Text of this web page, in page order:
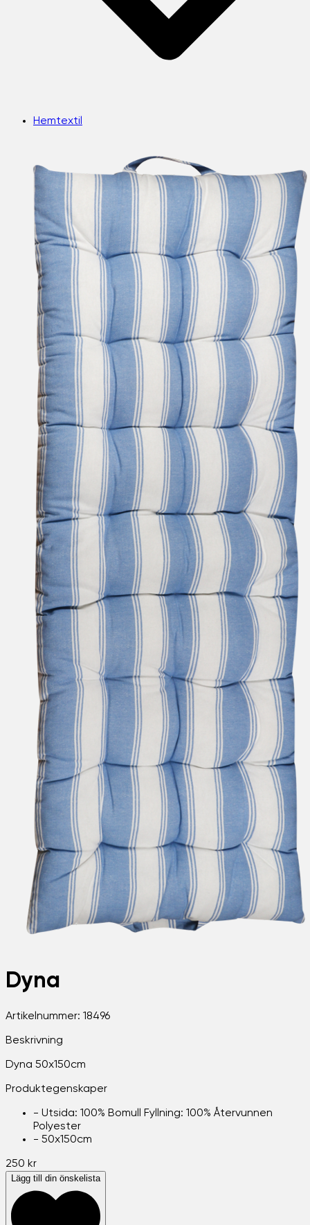
Hemtextil
Dyna
Artikelnummer: 18496
Beskrivning
Dyna 50x150cm
Produktegenskaper
- Utsida: 100% Bomull Fyllning: 100% Återvunnen
Polyester
- 50x150cm
250 kr
Lägg till din önskelista